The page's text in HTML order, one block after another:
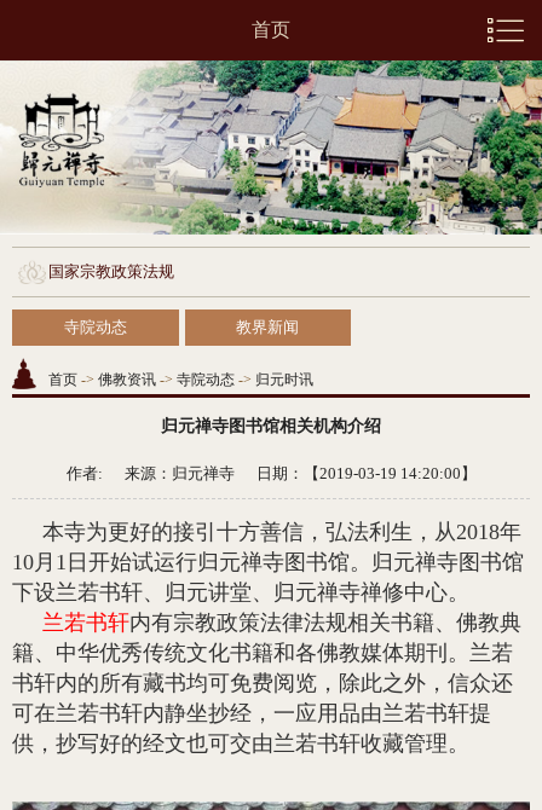
首页
国家宗教政策法规
寺院动态 教界新闻
首页 -> 佛教资讯 -> 寺院动态 -> 归元时讯
归元禅寺图书馆相关机构介绍
作者: 来源： 归元禅寺日期：【2019-03-19 14:20:00】
本寺为更好的接引十方善信，弘法利生，从2018年
10月1日开始试运行归元禅寺图书馆。归元禅寺图书馆
下设兰若书轩、归元讲堂、归元禅寺禅修中心。
兰若书轩内有宗教政策法律法规相关书籍、佛教典
籍、中华优秀传统文化书籍和各佛教媒体期刊。兰若
书轩内的所有藏书均可免费阅览，除此之外，信众还
可在兰若书轩内静坐抄经，一应用品由兰若书轩提
供，抄写好的经文也可交由兰若书轩收藏管理。